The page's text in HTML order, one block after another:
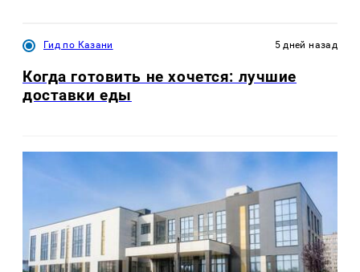
Гид по Казани 5 дней назад
Когда готовить не хочется: лучшие
доставки еды